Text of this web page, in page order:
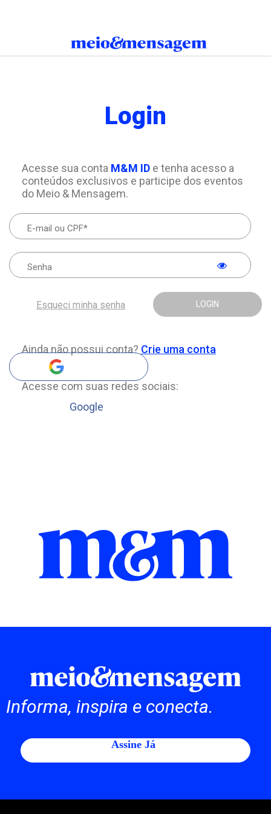
Login
Acesse sua conta M&M IDe tenha acesso a
conteúdos exclusivos e participe dos eventos
do Meio & Mensagem.
LOGIN
Esqueci minha senha
Ainda não possui conta? Crie uma conta
Acesse com suas redes sociais:
Google
Informa, inspira e conecta.
Assine Já